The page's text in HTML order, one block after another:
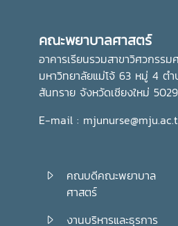
คณะพยาบาลศาสตร์
อาคารเรียนรวมสาขาวิศวกรร
มหาวิทยาลัยแม่โจ้ 63 หมู่ 4 ต
สันทราย จังหวัดเชียงใหม่
E-mail :
คณบดีคณะพยาบาล
ศาสตร์
งานบริหารและธุรการ